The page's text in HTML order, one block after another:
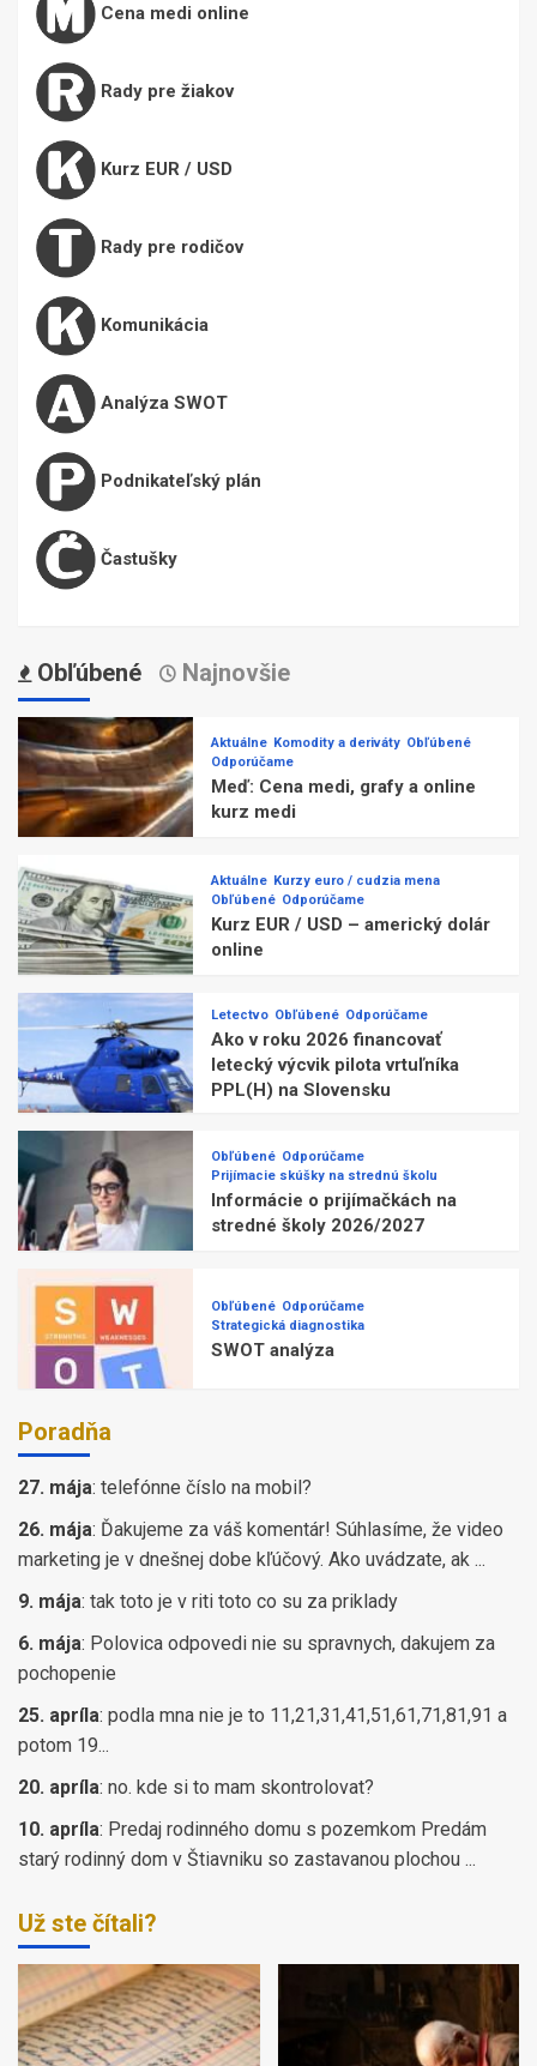
Cena medi online
Rady pre žiakov
Kurz EUR / USD
Rady pre rodičov
Komunikácia
Analýza SWOT
Podnikateľský plán
Častušky
Obľúbené Najnovšie
Aktuálne Komodity a deriváty Obľúbené
Odporúčame
Meď: Cena medi, grafy a online
kurz medi
Aktuálne Kurzy euro / cudzia mena
Obľúbené Odporúčame
Kurz EUR / USD – americký dolár
online
Letectvo Obľúbené Odporúčame
Ako v roku 2026 financovať
letecký výcvik pilota vrtuľníka
PPL(H) na Slovensku
Obľúbené Odporúčame
Prijímacie skúšky na strednú školu
Informácie o prijímačkách na
stredné školy 2026/2027
Obľúbené Odporúčame
Strategická diagnostika
SWOT analýza
Poradňa
27. mája: telefónne číslo na mobil?
26. mája: Ďakujeme za váš komentár! Súhlasíme, že video
marketing je v dnešnej dobe kľúčový. Ako uvádzate, ak ...
9. mája: tak toto je v riti toto co su za priklady
6. mája: Polovica odpovedi nie su spravnych, dakujem za
pochopenie
25. apríla: podla mna nie je to 11,21,31,41,51,61,71,81,91 a
potom 19...
20. apríla: no. kde si to mam skontrolovat?
10. apríla: Predaj rodinného domu s pozemkom Predám
starý rodinný dom v Štiavniku so zastavanou plochou ...
Už ste čítali?